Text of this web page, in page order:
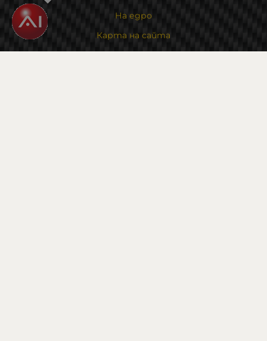
На едро
Карта на сайта
Контакти